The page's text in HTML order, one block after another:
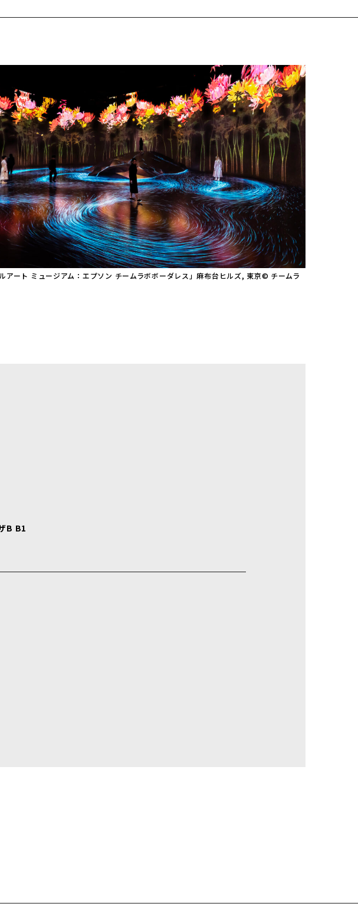
アート ミュージアム：エプソン チームラボボーダレス」麻布台ヒルズ, 東京© チームラ
B B1